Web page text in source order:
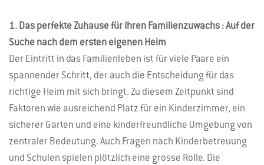
1. Das perfekte Zuhause für Ihren Familienzuwachs : Auf der
Suche nach dem ersten eigenen Heim
Der Eintritt in das Familienleben ist für viele Paare ein
spannender Schritt, der auch die Entscheidung für das
richtige Heim mit sich bringt. Zu diesem Zeitpunkt sind
Faktoren wie ausreichend Platz für ein Kinderzimmer, ein
sicherer Garten und eine kinderfreundliche Umgebung von
zentraler Bedeutung. Auch Fragen nach Kinderbetreuung
und Schulen spielen plötzlich eine grosse Rolle. Die